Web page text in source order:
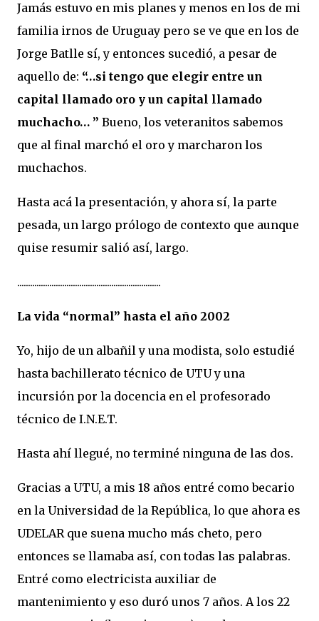
Jamás estuvo en mis planes y menos en los de mi
familia irnos de Uruguay pero se ve que en los de
Jorge Batlle sí, y entonces sucedió, a pesar de
aquello de: “…si tengo que elegir entre un
capital llamado oro y un capital llamado
muchacho… ” Bueno, los veteranitos sabemos
que al final marchó el oro y marcharon los
muchachos.
Hasta acá la presentación, y ahora sí, la parte
pesada, un largo prólogo de contexto que aunque
quise resumir salió así, largo.
...................................................................
La vida “normal” hasta el año 2002
Yo, hijo de un albañil y una modista, solo estudié
hasta bachillerato técnico de UTU y una
incursión por la docencia en el profesorado
técnico de I.N.E.T.
Hasta ahí llegué, no terminé ninguna de las dos.
Gracias a UTU, a mis 18 años entré como becario
en la Universidad de la República, lo que ahora es
UDELAR que suena mucho más cheto, pero
entonces se llamaba así, con todas las palabras.
Entré como electricista auxiliar de
mantenimiento y eso duró unos 7 años. A los 22